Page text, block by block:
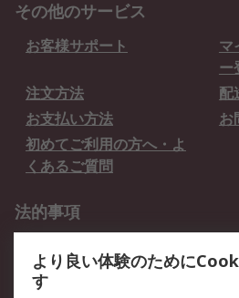
その他のサービス
お客様サポート
マ
ー
注文方法
配
お支払い方法
お
初めてご利用の方へ・よ
くあるご質問
法的事項
クッキーポリシー
より良い体験のために
す